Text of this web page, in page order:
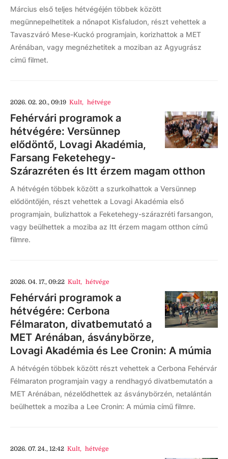
Március első teljes hétvégéjén többek között
megünnepelhetitek a nőnapot Kisfaludon, részt vehettek a
Tavaszváró Mese-Kuckó programjain, korizhattok a MET
Arénában, vagy megnézhetitek a moziban az Agyugrász
című filmet.
2026. 02. 20., 09:19 Kult, hétvége
Fehérvári programok a
hétvégére: Versünnep
elődöntő, Lovagi Akadémia,
Farsang Feketehegy-
Szárazréten és Itt érzem magam otthon
A hétvégén többek között a szurkolhattok a Versünnep
elődöntőjén, részt vehettek a Lovagi Akadémia első
programjain, bulizhattok a Feketehegy-szárazréti farsangon,
vagy beülhettek a moziba az Itt érzem magam otthon című
filmre.
2026. 04. 17., 09:22 Kult, hétvége
Fehérvári programok a
hétvégére: Cerbona
Félmaraton, divatbemutató a
MET Arénában, ásványbörze,
Lovagi Akadémia és Lee Cronin: A múmia
A hétvégén többek között részt vehettek a Cerbona Fehérvár
Félmaraton programjain vagy a rendhagyó divatbemutatón a
MET Arénában, nézelődhettek az ásványbörzén, netalántán
beülhettek a moziba a Lee Cronin: A múmia című filmre.
2026. 07. 24., 12:42 Kult, hétvége